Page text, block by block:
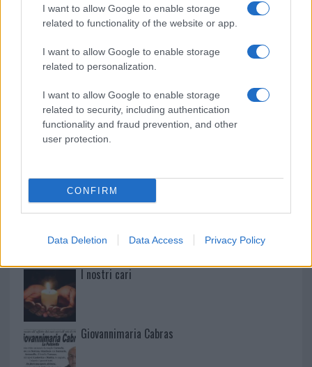
I want to allow Google to enable storage
related to functionality of the website or app.
I want to allow Google to enable storage
related to personalization.
I want to allow Google to enable storage
related to security, including authentication
functionality and fraud prevention, and other
user protection.
CONFIRM
Data Deletion Data Access Privacy Policy
Martina Agostina Diturco
I nostri cari
I nostri cari
Giovannimaria Cabras